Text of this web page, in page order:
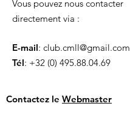
Vous pouvez nous contacter
directement via :
E-mail: club.cmll@gmail.com
Tél: +32 (0) 495.88.04.69
Contactez le Webmaster